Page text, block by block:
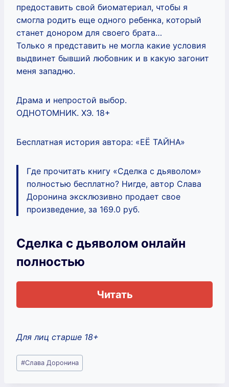
предоставить свой биоматериал, чтобы я
смогла родить еще одного ребенка, который
станет донором для своего брата…
Только я представить не могла какие условия
выдвинет бывший любовник и в какую загонит
меня западню.
Драма и непростой выбор.
ОДНОТОМНИК. ХЭ. 18+
Бесплатная история автора: «ЕЁ ТАЙНА»‎
Где прочитать книгу «Сделка с дьяволом»
полностью бесплатно? Нигде, автор Слава
Доронина эксклюзивно продает свое
произведение, за 169.0 руб.
Сделка с дьяволом онлайн
полностью
Читать
Для лиц старше 18+
Метки
записи:
#Слава Доронина